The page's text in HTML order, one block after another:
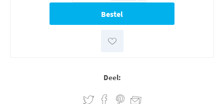
Deel: